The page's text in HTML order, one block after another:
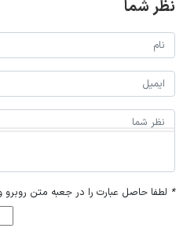
نظر شما
* لطفا حاصل عبارت را در جعبه متن روبرو